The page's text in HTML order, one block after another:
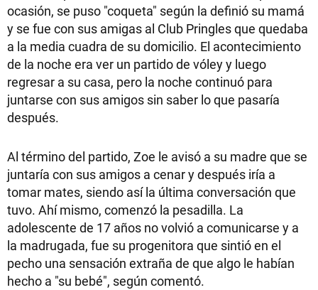
ocasión, se puso "coqueta" según la definió su mamá
y se fue con sus amigas al Club Pringles que quedaba
a la media cuadra de su domicilio. El acontecimiento
de la noche era ver un partido de vóley y luego
regresar a su casa, pero la noche continuó para
juntarse con sus amigos sin saber lo que pasaría
después.
Al término del partido, Zoe le avisó a su madre que se
juntaría con sus amigos a cenar y después iría a
tomar mates, siendo así la última conversación que
tuvo. Ahí mismo, comenzó la pesadilla. La
adolescente de 17 años no volvió a comunicarse y a
la madrugada, fue su progenitora que sintió en el
pecho una sensación extraña de que algo le habían
hecho a "su bebé", según comentó.